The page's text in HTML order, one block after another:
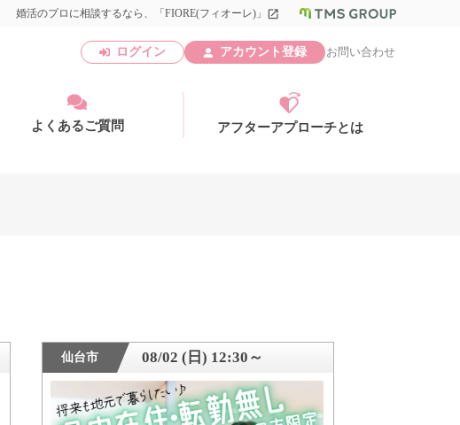
婚活のプロに相談するなら、「FIORE(フィオーレ)」 launch
ログイン アカウント登録 お問い合わせ
よくあるご質問 アフターアプローチとは
仙台市 08/02 (日) 12:30～